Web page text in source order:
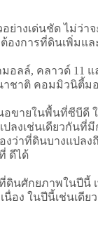
างเด่นชัด ไม่ว่า
องการที่ดินเพิ่มแ
ล์, คลาวด์ 11 แ
าชาติ คอมมิวนิตี้ม
ายในพื้นที่ซีบีดี
งเช่นเดียวกัน
ว่าที่ดินบางแปล
ดีได้
นศักยภาพในปีนี้
อง ในปีนี้เช่นเดีย